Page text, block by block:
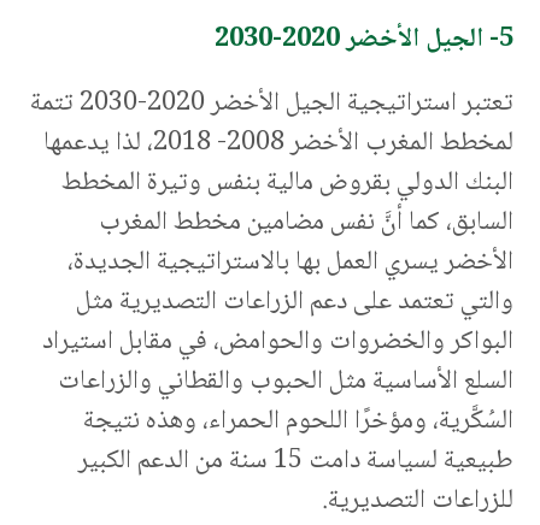
5- الجيل الأخضر 2020-2030
تعتبر استراتيجية الجيل الأخضر 2020-2030 تتمة
لمخطط المغرب الأخضر 2008- 2018، لذا يدعمها
البنك الدولي بقروض مالية بنفس وتيرة المخطط
السابق، كما أنَّ نفس مضامين مخطط المغرب
الأخضر يسري العمل بها بالاستراتيجية الجديدة،
والتي تعتمد على دعم الزراعات التصديرية مثل
البواكر والخضروات والحوامض، في مقابل استيراد
السلع الأساسية مثل الحبوب والقطاني والزراعات
السُكَّرية، ومؤخرًا اللحوم الحمراء، وهذه نتيجة
طبيعية لسياسة دامت 15 سنة من الدعم الكبير
للزراعات التصديرية.